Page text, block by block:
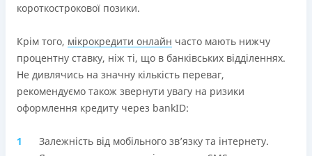
короткострокової позики.
Крім того, мікрокредити онлайн часто мають нижчу
процентну ставку, ніж ті, що в банківських відділеннях.
Не дивлячись на значну кількість переваг,
рекомендуємо також звернути увагу на ризики
оформлення кредиту через bankID:
Залежність від мобільного зв’язку та інтернету.